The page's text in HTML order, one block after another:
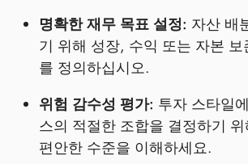
명확한 재무 목표 설정: 자산 배
기 위해 성장, 수익 또는 자본
를 정의하십시오.
위험 감수성 평가: 투자 스타일
스의 적절한 조합을 결정하기
편안한 수준을 이해하세요.